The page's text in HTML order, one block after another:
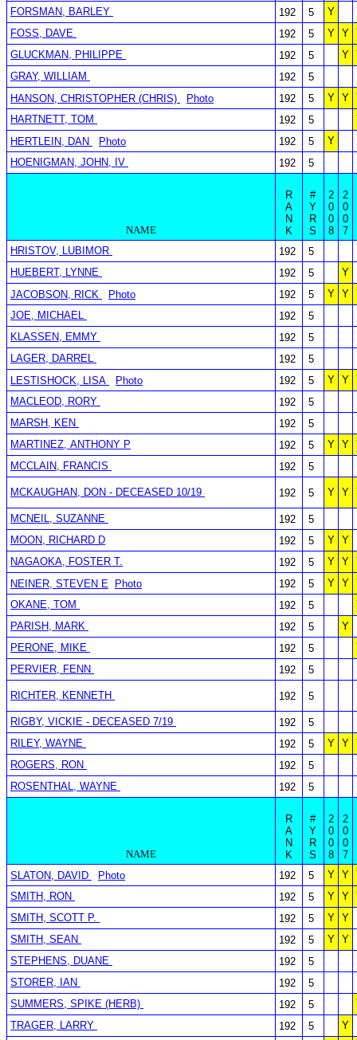
FORSMAN, BARLEY 192 5
Y
FOSS, DAVE
192 5 Y Y
GLUCKMAN, PHILIPPE
192 5 Y
GRAY, WILLIAM
192
5
HANSON, CHRISTOPHER (CHRIS)
Photo 192 5 Y Y
HARTNETT, TOM
192 5
HERTLEIN, DAN
Photo 192 5
Y
HOENIGMAN, JOHN, IV
192 5
NAME
R
A
N
K
#
Y
R
S
2
0
0
8
2
0
0
7
HRISTOV, LUBIMOR
192
5
HUEBERT, LYNNE
192 5
Y
JACOBSON, RICK
Photo 192 5 Y Y
JOE, MICHAEL
192
5
KLASSEN, EMMY
192
5
LAGER, DARREL
192
5
LESTISHOCK, LISA
Photo 192 5 Y Y
MACLEOD, RORY
192
5
MARSH, KEN
192
5
MARTINEZ, ANTHONY P
192 5 Y Y
MCCLAIN, FRANCIS
192 5
MCKAUGHAN, DON - DECEASED 10/19 192 5 Y Y
MCNEIL, SUZANNE 192
5
MOON, RICHARD D
192 5 Y Y
NAGAOKA, FOSTER T.
192 5 Y Y
NEINER, STEVEN E
Photo 192 5 Y Y
OKANE, TOM
192 5
PARISH, MARK
192 5
Y
PERONE, MIKE
192 5
PERVIER, FENN
192 5
RICHTER, KENNETH 192 5
RIGBY, VICKIE - DECEASED 7/19 192
5
RILEY, WAYNE
192 5 Y Y
ROGERS, RON
192
5
ROSENTHAL, WAYNE
192 5
NAME
R
A
N
K
#
Y
R
S
2
0
0
8
2
0
0
7
SLATON, DAVID
Photo 192 5 Y Y
SMITH, RON
192 5 Y Y
SMITH, SCOTT P.
192 5 Y Y
SMITH, SEAN
192 5 Y Y
STEPHENS, DUANE
192
5
STORER, IAN
192
5
SUMMERS, SPIKE (HERB)
192 5
TRAGER, LARRY
192 5
Y